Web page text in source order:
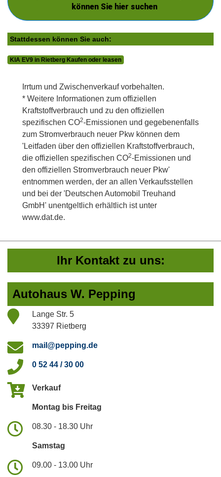
können Sie hier suchen
Stattdessen können Sie auch:
KIA EV9 in Rietberg Kaufen oder leasen
Irrtum und Zwischenverkauf vorbehalten.
* Weitere Informationen zum offiziellen
Kraftstoffverbrauch und zu den offiziellen
spezifischen CO2-Emissionen und gegebenenfalls
zum Stromverbrauch neuer Pkw können dem
'Leitfaden über den offiziellen Kraftstoffverbrauch,
die offiziellen spezifischen CO2-Emissionen und
den offiziellen Stromverbrauch neuer Pkw'
entnommen werden, der an allen Verkaufsstellen
und bei der 'Deutschen Automobil Treuhand
GmbH' unentgeltlich erhältlich ist unter
www.dat.de.
Ihr Kontakt zu uns:
Autohaus W. Pepping
Lange Str. 5
33397 Rietberg
mail@pepping.de
0 52 44 / 30 00
Verkauf
Montag bis Freitag
08.30 - 18.30 Uhr
Samstag
09.00 - 13.00 Uhr